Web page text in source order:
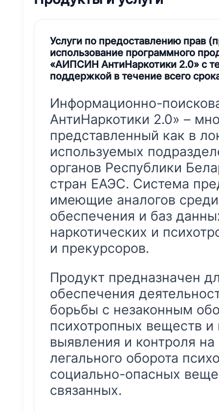
Услуги по предоставлению прав
использование программного
«АИПСИН АнтиНаркотики 2.0» с
поддержкой в течение всего
Информационно-
АнтиНаркотики 2.0» –
представленный как в
используемых
органов Республики
стран ЕАЭС. Система
имеющие аналогов
обеспечения и баз
наркотических и
и прекурсоров.
Продукт предназначен
обеспечения
борьбы с незаконным
психотропных веществ и
выявления и контроля
легального оборота
социально-опасных
связанных.